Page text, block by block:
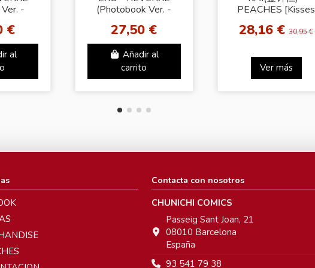
-
€
al
(Photobook Ver. -
Ver. Random Cover)
27,50 €
Añadir al
carrito
PEACHES [Kisses
28,16 €30,95 €
Ver más
Contacta con nosotros
CHUNICHI COMICS
Passeig Sant Joan, 21
08010 Barcelona
España
93 541 79 38